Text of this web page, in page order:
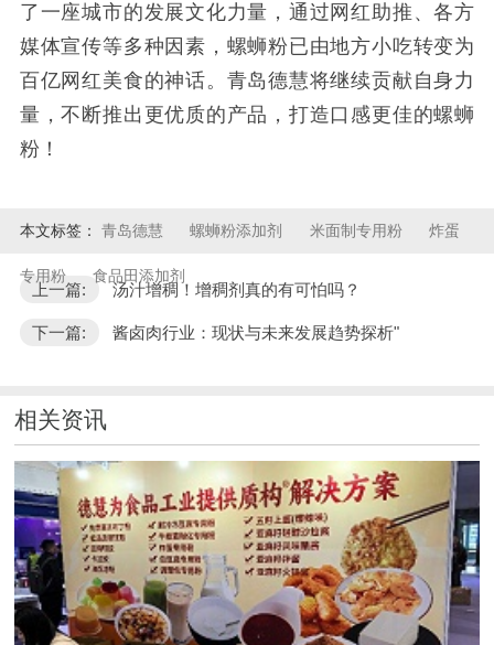
了一座城市的发展文化力量，通过网红助推、各方
媒体宣传等多种因素，螺蛳粉已由地方小吃转变为
百亿网红美食的神话。青岛德慧将继续贡献自身力
量，不断推出更优质的产品，打造口感更佳的螺蛳
粉！
本文标签： 青岛德慧 螺蛳粉添加剂 米面制专用粉 炸蛋
专用粉 食品田添加剂
上一篇: 汤汁增稠！增稠剂真的有可怕吗？
下一篇: 酱卤肉行业：现状与未来发展趋势探析"
相关资讯